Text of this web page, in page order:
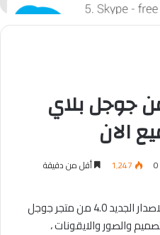
جوجل بلاي
الان
0 1٬247 أقل من دقيقة
بداية من اليوم ، يمكنك مشاهدة الاصدار الجديد 4.0 من متجر جوجل
والصور والايقونات ،